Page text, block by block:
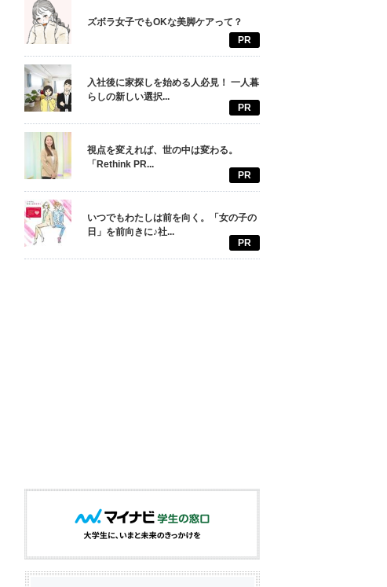
ズボラ女子でもOKな美脚ケアって？
PR
入社後に家探しを始める人必見！ 一人暮
らしの新しい選択...
PR
視点を変えれば、世の中は変わる。
「Rethink PR...
PR
いつでもわたしは前を向く。「女の子の
日」を前向きに♪社...
PR